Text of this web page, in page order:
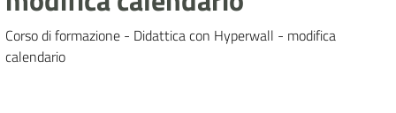
Corso di formazione - Didattica con Hyperwall - modifica
calendario